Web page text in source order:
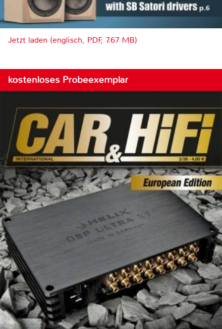
Jetzt laden (englisch, PDF, 7.67 MB)
kostenloses Probeexemplar